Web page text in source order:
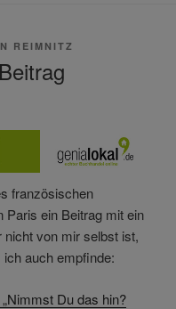
REIMNITZ
französischen
Paris ein Beitrag mit ein
nicht von mir selbst ist,
auch empfinde:
Du das hin?